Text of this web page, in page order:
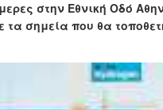
στην Εθνική Οδό
τα σημεία που θα